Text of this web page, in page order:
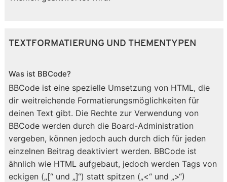
TEXTFORMATIERUNG UND THEMENTYPEN
Was ist BBCode?
BBCode ist eine spezielle Umsetzung von HTML, die
dir weitreichende Formatierungsmöglichkeiten für
deinen Text gibt. Die Rechte zur Verwendung von
BBCode werden durch die Board-Administration
vergeben, können jedoch auch durch dich für jeden
einzelnen Beitrag deaktiviert werden. BBCode ist
ähnlich wie HTML aufgebaut, jedoch werden Tags von
eckigen („[“ und „]“) statt spitzen („<“ und „>“)